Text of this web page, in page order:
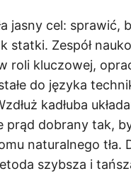
jasny cel: sprawić,
statki. Zespół
roli kluczowej,
do języka
kadłuba
prąd dobrany tak,
naturalnego
szybsza i